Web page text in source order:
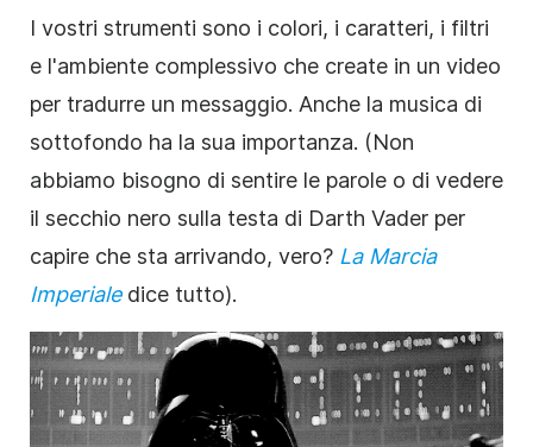
I vostri strumenti sono i colori, i caratteri, i filtri
e l'ambiente complessivo che create in un video
per tradurre un messaggio. Anche la musica di
sottofondo ha la sua importanza. (Non
abbiamo bisogno di sentire le parole o di vedere
il secchio nero sulla testa di Darth Vader per
capire che sta arrivando, vero? La Marcia
Imperialedice tutto).